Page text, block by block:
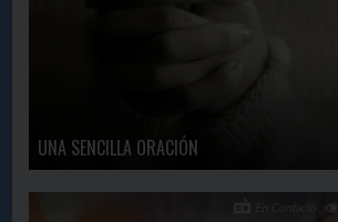
UNA SENCILLA ORACIÓN